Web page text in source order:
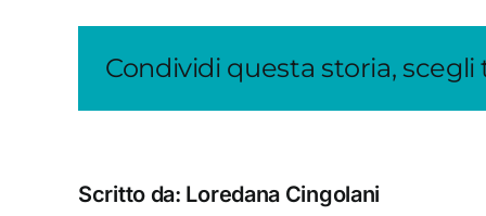
Condividi questa storia, scegli
Scritto da: Loredana Cingolani